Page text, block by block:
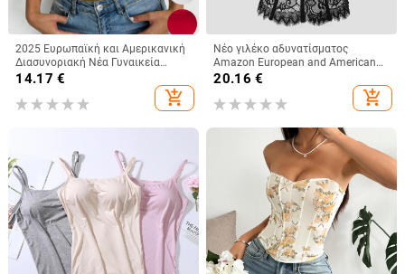
2025 Ευρωπαϊκή και Αμερικανική
Διασυνοριακή Νέα Γυναικεία
Αμάνικη Μπλούζα με Τετράγωνο
Γιακά και Casual Basic Crop Top
14.17 €
add_shopping_cart
Νέο γιλέκο αδυνατίσματος
Amazon European and American
Street Spice Girl Lace Eyelashes
Γυναικείο 9018
20.16 €
add_shopping_cart